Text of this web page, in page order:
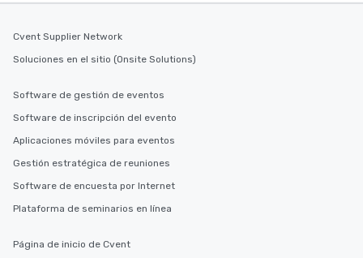
Cvent Supplier Network
Soluciones en el sitio (Onsite Solutions)
Software de gestión de eventos
Software de inscripción del evento
Aplicaciones móviles para eventos
Gestión estratégica de reuniones
Software de encuesta por Internet
Plataforma de seminarios en línea
Página de inicio de Cvent